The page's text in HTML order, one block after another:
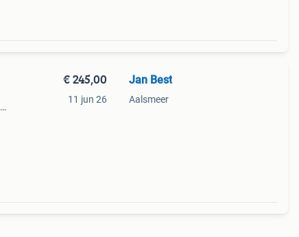
€ 245,00
11 jun 26
Jan Best
Aalsmeer